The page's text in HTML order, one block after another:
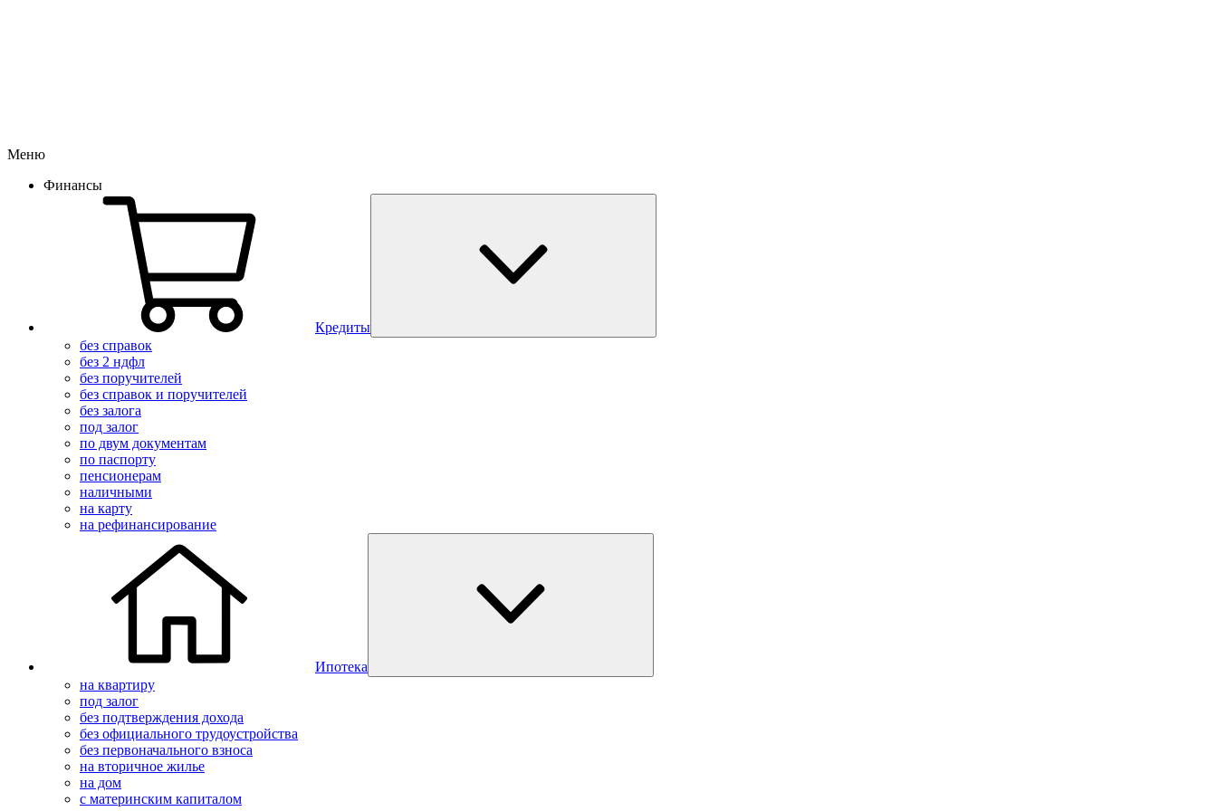
Меню
Финансы
Кредиты
без справок
без 2 ндфл
без поручителей
без справок и поручителей
без залога
под залог
по двум документам
по паспорту
пенсионерам
наличными
на карту
на рефинансирование
Ипотека
на квартиру
под залог
без подтверждения дохода
без официального трудоустройства
без первоначального взноса
на вторичное жилье
на дом
с материнским капиталом